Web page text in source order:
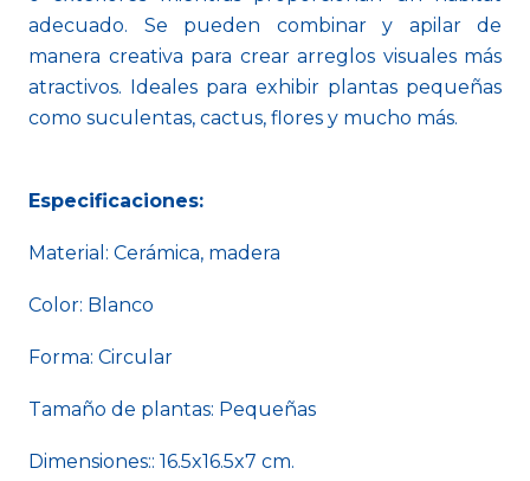
adecuado. Se pueden combinar y apilar de
manera creativa para crear arreglos visuales más
atractivos. Ideales para exhibir plantas pequeñas
como suculentas, cactus, flores y mucho más.
Especificaciones:
Material: Cerámica, madera
Color: Blanco
Forma: Circular
Tamaño de plantas: Pequeñas
Dimensiones:: 16.5x16.5x7 cm.